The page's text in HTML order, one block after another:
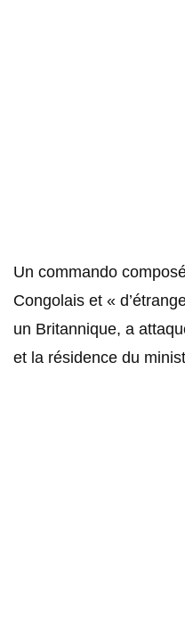
Un commando
Congolais et «
un Britannique, a
et la résidence du